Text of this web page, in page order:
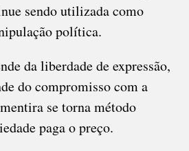
sendo utilizada como
política.
da liberdade de expressão,
do compromisso com a
se torna método
paga o preço.